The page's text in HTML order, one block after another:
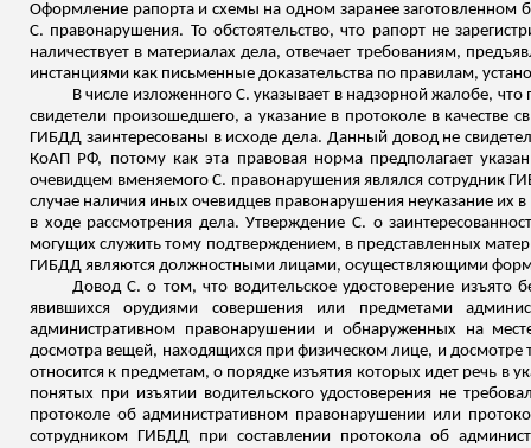
Оформление рапорта и схемы на одном заранее заготовленном
С. правонарушения. То обстоятельство, что рапорт не
наличествует в материалах дела, отвечает требованиям,
инстанциями как письменные доказательства по правилам,
В числе изложенного С. указывает в надзорной жалобе,
свидетели произошедшего, а указание в протоколе в качестве
ГИБДД заинтересованы в исходе дела. Данный довод не
КоАП РФ, потому как эта правовая норма предполагает
очевидцем вменяемого С. правонарушения являлся сотрудник
случае наличия иных очевидцев правонарушения неуказание их
в ходе рассмотрения дела. Утверждение С. о
могущих служить тому подтверждением, в представленных
ГИБДД являются должностными лицами, осуществляющими
Довод С. о том, что водительское удостоверение изъято
явившихся орудиями совершения или предметами
административном правонарушении и обнаруженных на
досмотра вещей, находящихся при физическом лице, и досмотре
относится к предметам, о порядке изъятия которых идет речь
понятых при изъятии водительского удостоверения не
протоколе об административном правонарушении или
сотрудником ГИБДД при составлении протокола об